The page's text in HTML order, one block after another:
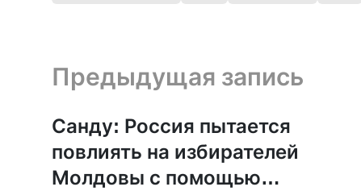
Предыдущая запись и следующая запись
Предыдущая запись
Санду: Россия пытается
повлиять на избирателей
Молдовы с помощью